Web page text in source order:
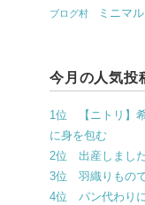
ブログ村 ミニマ
今月の人気投
1位 【ニトリ】
に身を包む
2位 出産しまし
3位 羽織りもの
4位 パン代わり